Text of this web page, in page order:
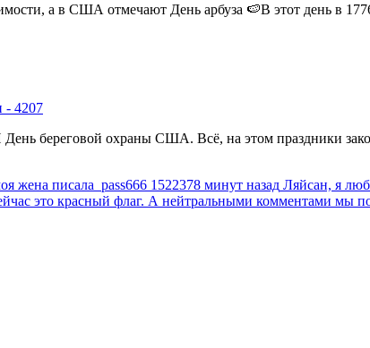
а в США отмечают День арбуза 🍉В этот день в
- 4207
береговой охраны США. Всё, на этом праздники
жена писала pass666 1522378 минут назад Ляйсан, я
это красный флаг. А нейтральными комментами мы